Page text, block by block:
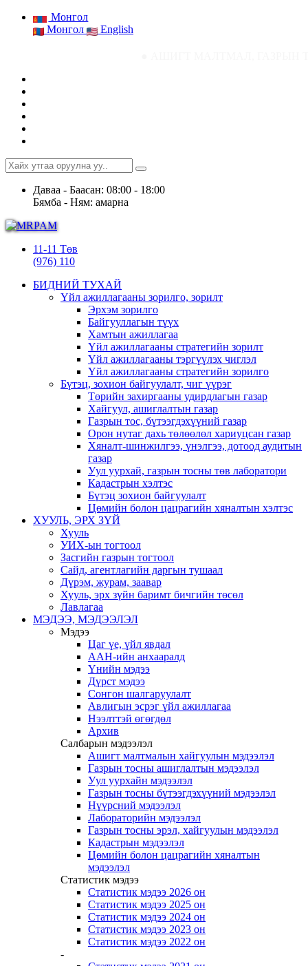
Монгол
Монгол
English
Даваа - Баасан: 08:00 - 18:00
Бямба - Ням: амарна
11-11 Төв
(976) 110
БИДНИЙ ТУХАЙ
Үйл ажиллагааны зорилго, зорилт
Эрхэм зорилго
Байгууллагын түүх
Хамтын ажиллагаа
Үйл ажиллагааны стратегийн зорилт
Үйл ажиллагааны тэргүүлэх чиглэл
Үйл ажиллагааны стратегийн зорилго
Бүтэц, зохион байгуулалт, чиг үүрэг
Төрийн захиргааны удирдлагын газар
Хайгуул, ашиглалтын газар
Газрын тос, бүтээгдэхүүний газар
Орон нутаг дахь төлөөлөл хариуцсан газар
Хяналт-шинжилгээ, үнэлгээ, дотоод аудитын
газар
Уул уурхай, газрын тосны төв лаборатори
Кадастрын хэлтэс
Бүтэц зохион байгуулалт
Цөмийн болон цацрагийн хяналтын хэлтэс
ХУУЛЬ, ЭРХ ЗҮЙ
Хууль
УИХ-ын тогтоол
Засгийн газрын тогтоол
Сайд, агентлагийн даргын тушаал
Дүрэм, журам, заавар
Хууль, эрх зүйн баримт бичгийн төсөл
Лавлагаа
МЭДЭЭ, МЭДЭЭЛЭЛ
Мэдээ
Цаг үе, үйл явдал
ААН-ийн анхааралд
Үнийн мэдээ
Дүрст мэдээ
Сонгон шалгаруулалт
Авлигын эсрэг үйл ажиллагаа
Нээлттэй өгөгдөл
Архив
Салбарын мэдээлэл
Ашигт малтмалын хайгуулын мэдээлэл
Газрын тосны ашиглалтын мэдээлэл
Уул уурхайн мэдээлэл
Газрын тосны бүтээгдэхүүний мэдээлэл
Нүүрсний мэдээлэл
Лабораторийн мэдээлэл
Газрын тосны эрэл, хайгуулын мэдээлэл
Кадастрын мэдээлэл
Цөмийн болон цацрагийн хяналтын
мэдээлэл
Статистик мэдээ
Статистик мэдээ 2026 он
Статистик мэдээ 2025 он
Статистик мэдээ 2024 он
Статистик мэдээ 2023 он
Статистик мэдээ 2022 он
-